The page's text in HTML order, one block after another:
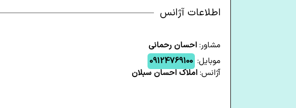
اطلاعات آژانس
مشاور: احسان رحمانی
موبایل: 09124769100
آژانس: املاک احسان سبلان